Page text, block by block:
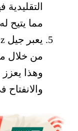
مما يتيح
من خلال
وهذا